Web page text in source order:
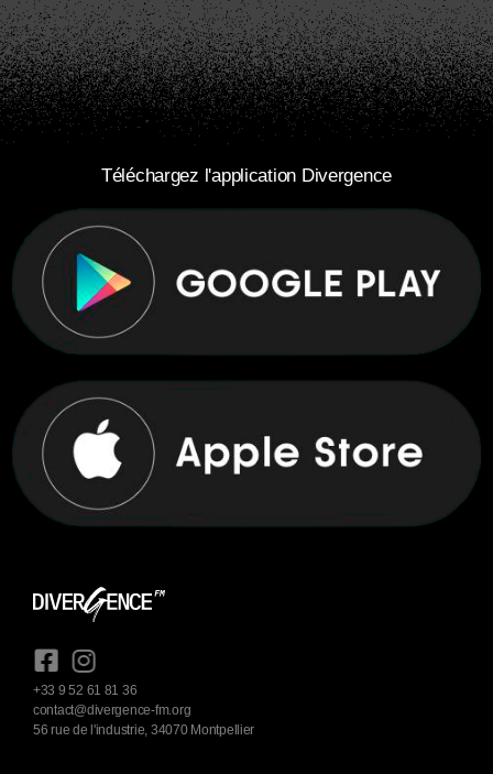
Téléchargez l'application Divergence
+33 9 52 61 81 36
contact@divergence-fm.org
56 rue de l'industrie, 34070 Montpellier